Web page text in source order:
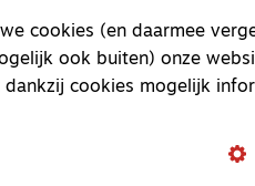
cookies (en daarmee
ook buiten) onze
cookies mogelijk